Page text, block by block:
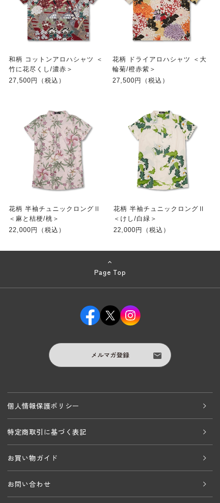
和柄 コットンアロハシャツ ＜
竹に花尽くし/濃赤＞
27,500円（税込）
花柄 ドライアロハシャツ ＜大
輪菊/橙赤紫＞
27,500円（税込）
花柄 半袖チュニックロングⅡ
＜麻と桔梗/桃＞
22,000円（税込）
花柄 半袖チュニックロングⅡ
＜けし/白緑＞
22,000円（税込）
Page Top
メルマガ登録
個人情報保護ポリシー
特定商取引に基づく表記
お買い物ガイド
お問い合わせ